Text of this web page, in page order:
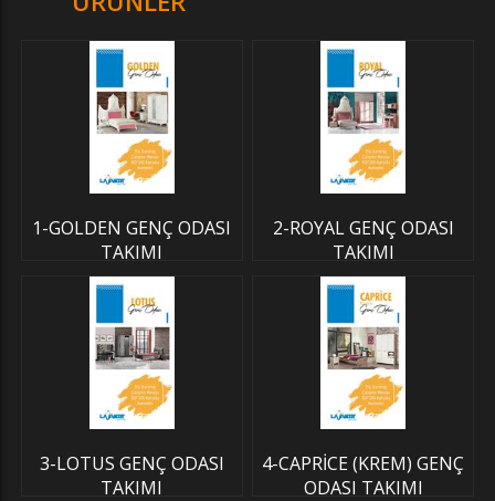
1-GOLDEN GENÇ ODASI
TAKIMI
2-ROYAL GENÇ ODASI
TAKIMI
3-LOTUS GENÇ ODASI
TAKIMI
4-CAPRİCE (KREM) GENÇ
ODASI TAKIMI